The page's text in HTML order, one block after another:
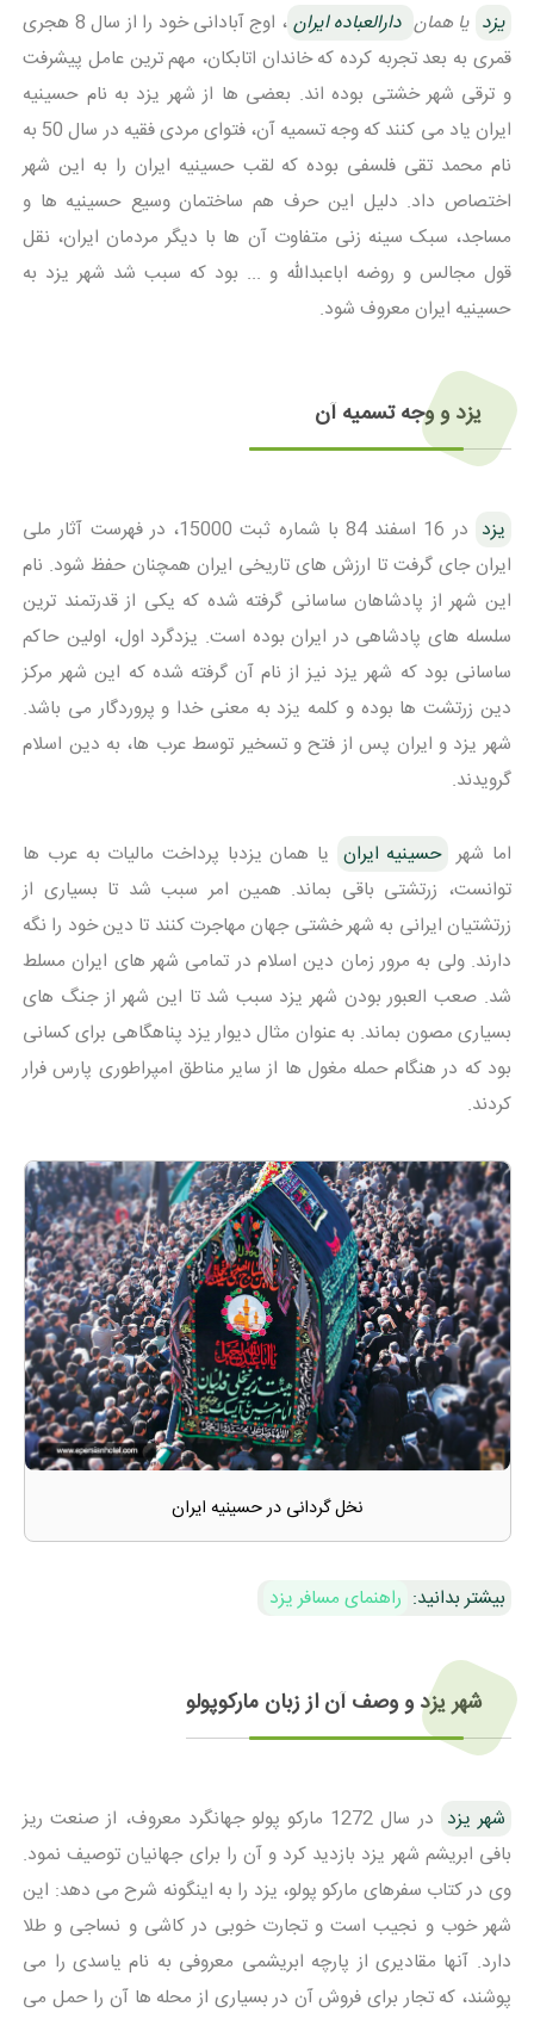
یزد یا همان دارالعباده ایران
، اوج آبادانی خود را از سال 8 هجری
قمری به بعد تجربه کرده که خاندان اتابکان، مهم ترین عامل پیشرفت
و ترقی شهر خشتی بوده اند. بعضی ها از شهر یزد به نام حسینیه
ایران یاد می کنند که وجه تسمیه آن، فتوای مردی فقیه در سال 50 به
نام محمد تقی فلسفی بوده که لقب حسینیه ایران را به این شهر
اختصاص داد. دلیل این حرف هم ساختمان وسیع حسینیه ها و
مساجد، سبک سینه زنی متفاوت آن ها با دیگر مردمان ایران، نقل
قول مجالس و روضه اباعبدالله و ... بود که سبب شد شهر یزد به
حسینیه ایران معروف شود.
یزد و وجه تسمیه آن
یزد
در 16 اسفند 84 با شماره ثبت 15000، در فهرست آثار ملی
ایران جای گرفت تا ارزش های تاریخی ایران همچنان حفظ شود. نام
این شهر از پادشاهان ساسانی گرفته شده که یکی از قدرتمند ترین
سلسله های پادشاهی در ایران بوده است. یزدگرد اول، اولین حاکم
ساسانی بود که شهر یزد نیز از نام آن گرفته شده که این شهر مرکز
دین زرتشت ها بوده و کلمه یزد به معنی خدا و پروردگار می باشد.
شهر یزد و ایران پس از فتح و تسخیر توسط عرب ها، به دین اسلام
گرویدند.
اما شهر حسینیه ایران یا همان یزدبا پرداخت مالیات به عرب ها
توانست، زرتشتی باقی بماند. همین امر سبب شد تا بسیاری از
زرتشتیان ایرانی به شهر خشتی جهان مهاجرت کنند تا دین خود را نگه
دارند. ولی به مرور زمان دین اسلام در تمامی شهر های ایران مسلط
شد. صعب العبور بودن شهر یزد سبب شد تا این شهر از جنگ های
بسیاری مصون بماند. به عنوان مثال دیوار یزد پناهگاهی برای کسانی
بود که در هنگام حمله مغول ها از سایر مناطق امپراطوری پارس فرار
کردند.
نخل گردانی در حسینیه ایران
بیشتر بدانید: راهنمای مسافر یزد
شهر یزد و وصف آن از زبان مارکوپولو
شهر یزد
در سال 1272 مارکو پولو جهانگرد معروف، از صنعت ریز
بافی ابریشم شهر یزد بازدید کرد و آن را برای جهانیان توصیف نمود.
وی در کتاب سفرهای مارکو پولو، یزد را به اینگونه شرح می دهد: این
شهر خوب و نجیب است و تجارت خوبی در کاشی و نساجی و طلا
دارد. آنها مقادیری از پارچه ابریشمی معروفی به نام یاسدی را می
پوشند، که تجار برای فروش آن در بسیاری از محله ها آن را حمل می